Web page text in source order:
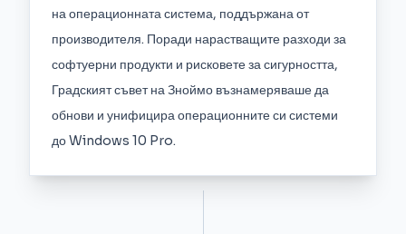
на операционната система, поддържана от
производителя. Поради нарастващите разходи за
софтуерни продукти и рисковете за сигурността,
Градският съвет на Зноймо възнамеряваше да
обнови и унифицира операционните си системи
до Windows 10 Pro.